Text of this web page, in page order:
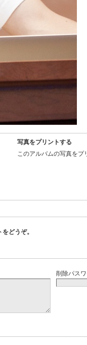
写真をプリントする
このアルバムの写真をプ
どうぞ。
削除パス